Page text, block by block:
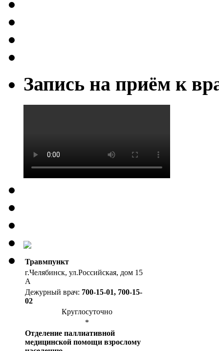
Запись на приём к
Травмпункт
г.Челябинск, ул.Российская, дом 15
А
Дежурный врач: 700-15-01, 700-15-
02
Круглосуточно
*
Отделение паллиативной
медицинской помощи взрослому